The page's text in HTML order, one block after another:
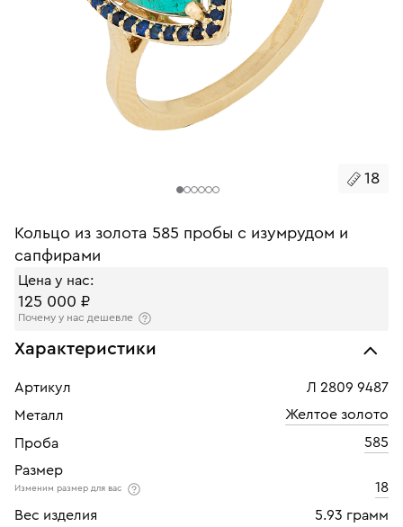
18
Кольцо из золота 585 пробы с изумрудом и
сапфирами
Цена у нас:
125 000 ₽
Почему у нас дешевле
Характеристики
Артикул
Л 2809 9487
Металл
Желтое золото
Проба
585
Размер
Изменим размер для вас
18
Вес изделия
5.93 грамм